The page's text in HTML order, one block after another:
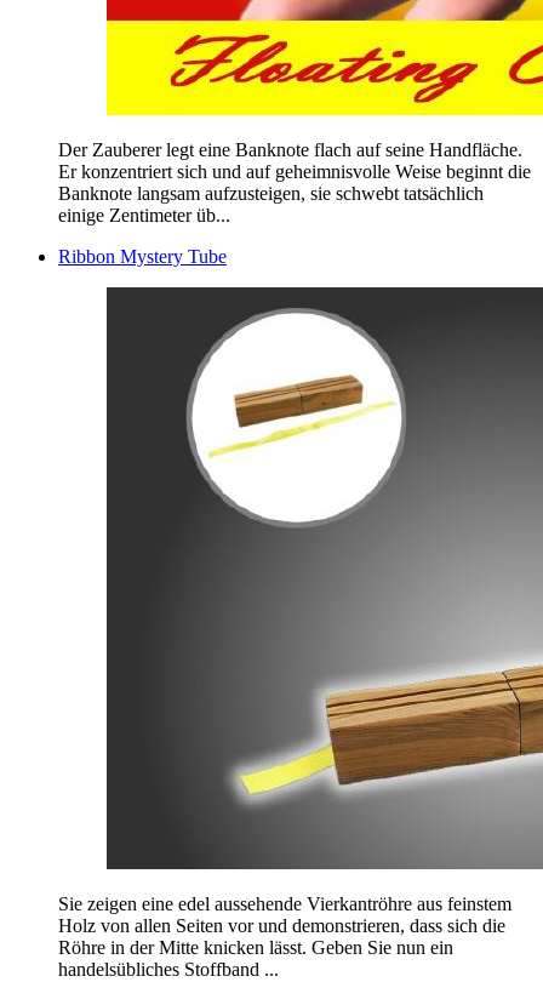
Der Zauberer legt eine Banknote flach auf seine Handfläche.
Er konzentriert sich und auf geheimnisvolle Weise beginnt die
Banknote langsam aufzusteigen, sie schwebt tatsächlich
einige Zentimeter üb...
Ribbon Mystery Tube
Sie zeigen eine edel aussehende Vierkantröhre aus feinstem
Holz von allen Seiten vor und demonstrieren, dass sich die
Röhre in der Mitte knicken lässt. Geben Sie nun ein
handelsübliches Stoffband ...